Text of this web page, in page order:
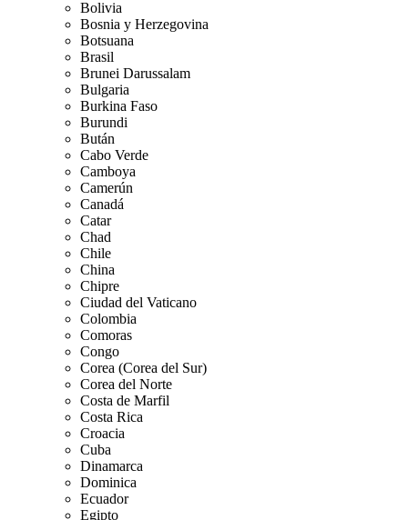
Bolivia
Bosnia y Herzegovina
Botsuana
Brasil
Brunei Darussalam
Bulgaria
Burkina Faso
Burundi
Bután
Cabo Verde
Camboya
Camerún
Canadá
Catar
Chad
Chile
China
Chipre
Ciudad del Vaticano
Colombia
Comoras
Congo
Corea (Corea del Sur)
Corea del Norte
Costa de Marfil
Costa Rica
Croacia
Cuba
Dinamarca
Dominica
Ecuador
Egipto